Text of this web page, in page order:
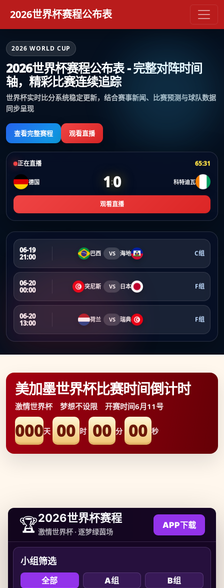
2026世界杯赛程公布表
2026 WORLD CUP
2026世界杯赛程公布表 - 完整对阵时间
轴，精彩比赛连续追踪
世界杯实时比分系统稳定更新，结合赛事新闻、比赛预测与球队数据
同步呈现
查看完整赛程 观看直播
正在直播 65:31
德国 1:0 科特迪瓦
观看直播
06-19
21:00 巴西 VS 海地 C组
06-20
00:00 突尼斯 VS 日本 F组
06-20
13:00 荷兰 VS 瑞典 F组
美加墨世界杯比赛时间倒计时
激情世界杯 梦想不设限 开赛时间6月11号
000天 00 时 00 分 00 秒
🏆2026世界杯赛程
激情世界杯 · 逐梦绿茵场
APP下载
小组筛选
全部 A组
B组